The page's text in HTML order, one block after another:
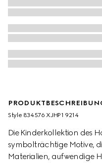
Style ‎834576 XJHP1 9214
Die Kinderkollektion des
symbolträchtige Motive,
Materialien, aufwendige